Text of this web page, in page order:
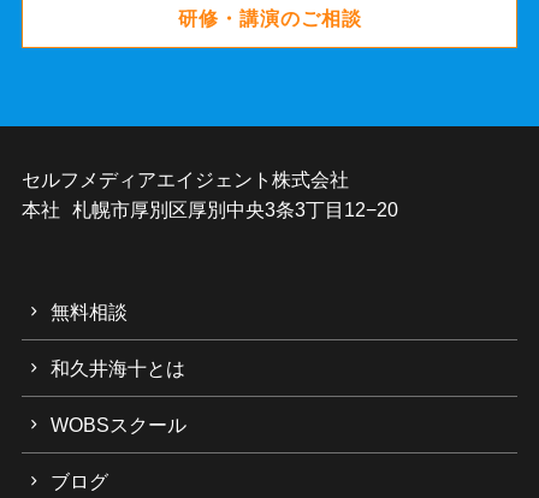
研修・講演のご相談
セルフメディアエイジェント株式会社
本社 札幌市厚別区厚別中央3条3丁目12−20
無料相談
和久井海十とは
WOBSスクール
ブログ